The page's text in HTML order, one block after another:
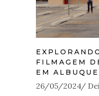
FILMAGEM
EM
26/05/2024